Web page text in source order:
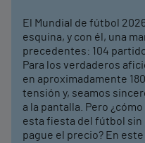
El Mundial de fútbol
esquina, y con él, una
precedentes: 104
Para los verdaderos
en aproximadamente
tensión y, seamos
a la pantalla. Pero
esta fiesta del fútbol sin
pague el precio? En